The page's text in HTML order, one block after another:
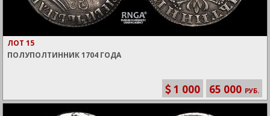
ЛОТ 15
ПОЛУПОЛТИННИК 1704 ГОДА
1 000 65 000 РУБ.